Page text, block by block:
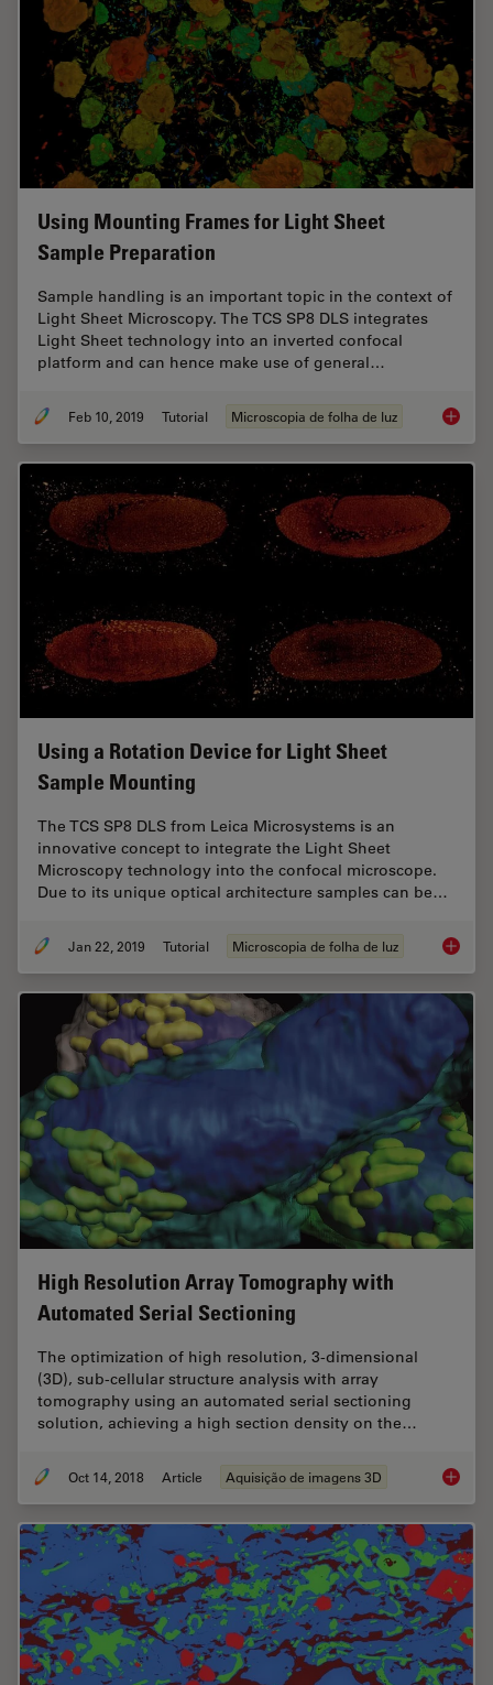
Using Mounting Frames for Light Sheet
Sample Preparation
Sample handling is an important topic in the context of
Light Sheet Microscopy. The TCS SP8 DLS integrates
Light Sheet technology into an inverted confocal
platform and can hence make use of general…
Feb 10, 2019 Tutorial Microscopia de folha de luz Using
Using a Rotation Device for Light Sheet
Sample Mounting
The TCS SP8 DLS from Leica Microsystems is an
innovative concept to integrate the Light Sheet
Microscopy technology into the confocal microscope.
Due to its unique optical architecture samples can be…
Jan 22, 2019 Tutorial Microscopia de folha de luz Using
High Resolution Array Tomography with
Automated Serial Sectioning
The optimization of high resolution, 3-dimensional
(3D), sub-cellular structure analysis with array
tomography using an automated serial sectioning
solution, achieving a high section density on the…
Oct 14, 2018 Article Aquisição de imagens 3D High